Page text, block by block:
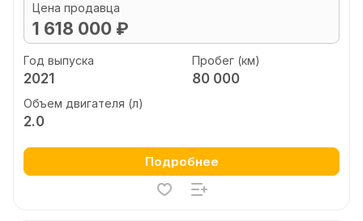
Цена продавца
1 618 000 ₽
Год выпуска
2021
Пробег (км)
80 000
Объем двигателя (л)
2.0
Подробнее